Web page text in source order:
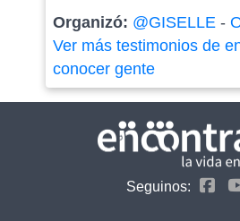
Organizó: @GISELLE -
Ver más testimonios de
conocer gente
Seguinos: